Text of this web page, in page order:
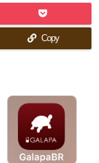
Copy